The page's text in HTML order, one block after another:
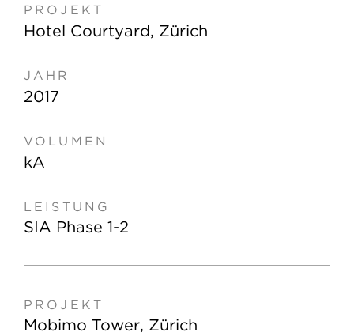
Hotel Courtyard, Zürich
2017
kA
SIA Phase 1-2
Mobimo Tower, Zürich